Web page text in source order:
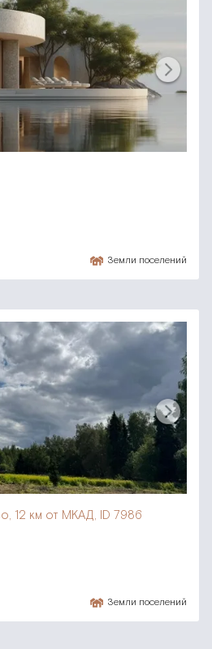
Земли поселений
12 км от МКАД, ID 7986
Земли поселений